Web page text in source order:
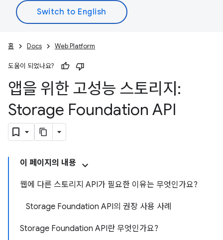
홈 Docs Web Platform
도움이 되었나요?
앱을 위한 고성능 스토리지:
Storage Foundation API
이 페이지의 내용
웹에 다른 스토리지 API가 필요한 이유는 무엇인가요?
Storage Foundation API의 권장 사용 사례
Storage Foundation API란 무엇인가요?